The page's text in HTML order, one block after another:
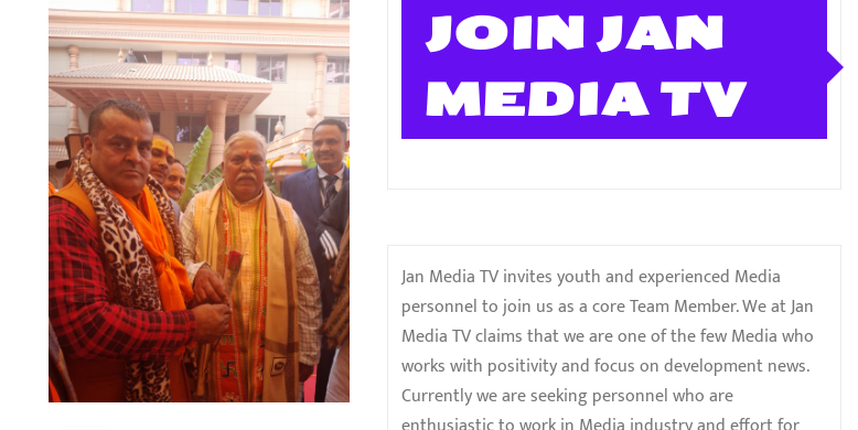
JOIN JAN
MEDIA TV
Jan Media TV invites youth and experienced Media
personnel to join us as a core Team Member. We at Jan
Media TV claims that we are one of the few Media who
works with positivity and focus on development news.
Currently we are seeking personnel who are